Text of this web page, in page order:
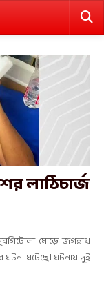
লাঠিচার্জ
মোড়ে জগন্নাথ
ঘটনা ঘটেছে। ঘটনায় দুই